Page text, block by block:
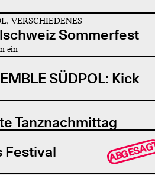
VERSCHIEDENES
Sommerfest
ein
SÜDPOL: Kick
Tanznachmittag
Festival